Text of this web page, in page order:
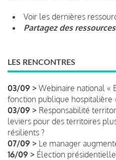
Voir les dernières
Partagez des ressources
LES RENCONTRES
03/09 > Webinaire national «
fonction publique hospitalière
03/09 > Responsabilité
leviers pour des territoires
résilients ?
07/09 > Le manager
16/09 > Élection